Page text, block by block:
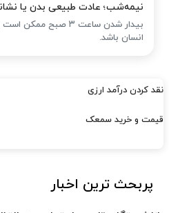
نیمه‌شب؛ عادت طبیعی بدن یا
بیدار شدن ساعت ۳
انسان باشد.
نقد کردن درآمد ارزی
قیمت و خرید سمعک
پربحث ترین اخبار